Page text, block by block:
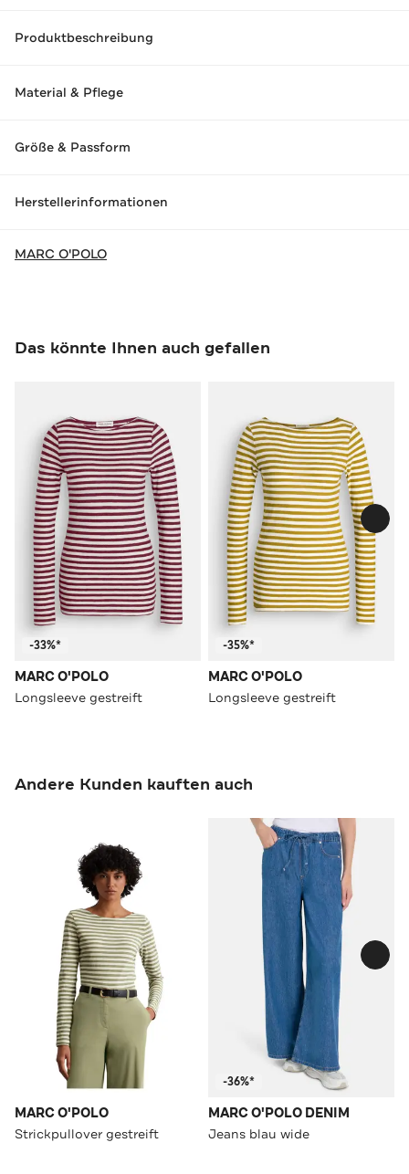
Produktbeschreibung
Material & Pflege
Größe & Passform
Herstellerinformationen
MARC O'POLO
Das könnte Ihnen auch gefallen
-33%*
MARC O'POLO
Longsleeve gestreift
-35%*
MARC O'POLO
Longsleeve gestreift
Andere Kunden kauften auch
MARC O'POLO
Strickpullover gestreift
-36%*
MARC O'POLO DENIM
Jeans blau wide